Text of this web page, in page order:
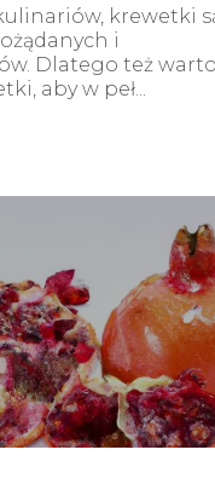
krewetki
i
Dlatego też
aby w peł...